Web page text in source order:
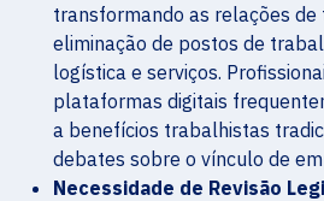
transformando as relações
eliminação de postos de
logística e serviços.
plataformas digitais
a benefícios trabalhistas
debates sobre o vínculo de
Necessidade de Revisão